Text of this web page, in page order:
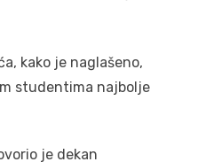
kako je naglašeno,
studentima najbolje
je dekan